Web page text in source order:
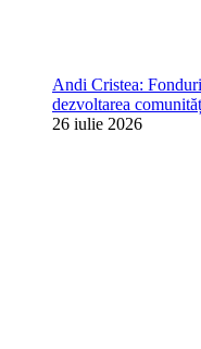
Andi Cristea:
dezvoltarea
26 iulie 2026